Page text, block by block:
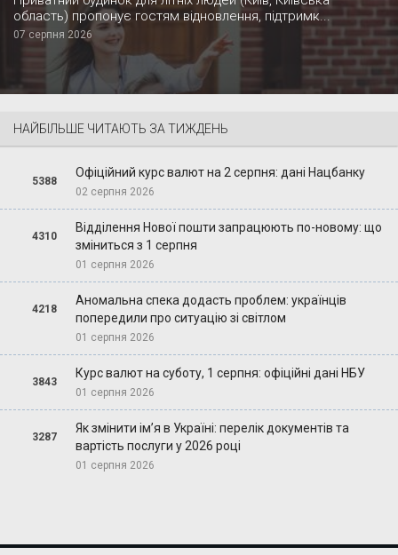
область) пропонує гостям відновлення, підтримк...
07 серпня 2026
НАЙБІЛЬШЕ ЧИТАЮТЬ ЗА ТИЖДЕНЬ
5388
Офіційний курс валют на 2 серпня: дані Нацбанку
02 серпня 2026
4310
Відділення Нової пошти запрацюють по-новому: що
зміниться з 1 серпня
01 серпня 2026
4218
Аномальна спека додасть проблем: українців
попередили про ситуацію зі світлом
01 серпня 2026
3843
Курс валют на суботу, 1 серпня: офіційні дані НБУ
01 серпня 2026
3287
Як змінити ім’я в Україні: перелік документів та
вартість послуги у 2026 році
01 серпня 2026